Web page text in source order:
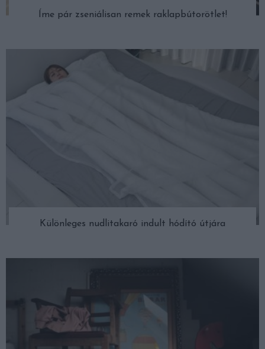
Íme pár zseniálisan remek raklapbútorötlet!
Különleges nudlitakaró indult hódító útjára